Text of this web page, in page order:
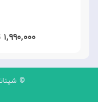
۱,۹۹۰,۰۰۰ تومان
©